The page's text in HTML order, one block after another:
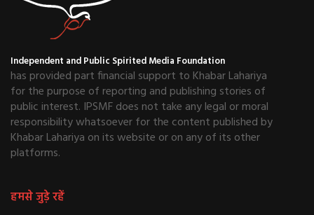
Independent and Public Spirited Media Foundation
has provided part financial support to Khabar Lahariya
for the purpose of reporting and publishing stories of
public interest. IPSMF does not take any legal or moral
responsibility whatsoever for the content published by
Khabar Lahariya on its website or on any of its other
platforms.
हमसे जुड़े रहें